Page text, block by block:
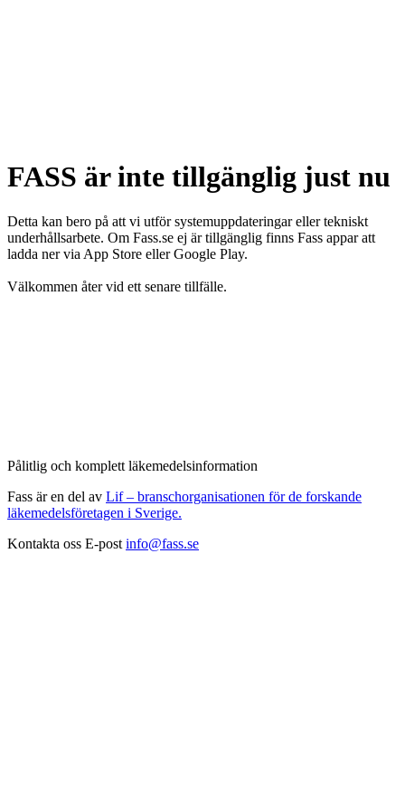
FASS är inte tillgänglig just nu
Detta kan bero på att vi utför systemuppdateringar eller tekniskt
underhållsarbete. Om Fass.se ej är tillgänglig finns Fass appar att
ladda ner via App Store eller Google Play.
Välkommen åter vid ett senare tillfälle.
Pålitlig och komplett läkemedelsinformation
Fass är en del av Lif – branschorganisationen för de forskande
läkemedelsföretagen i Sverige.
Kontakta oss E-post info@fass.se